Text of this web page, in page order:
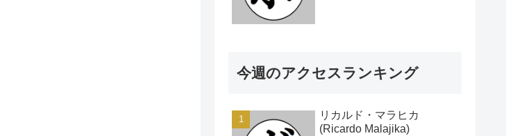
今週のアクセスランキング
リカルド・マラヒカ
(Ricardo Malajika)